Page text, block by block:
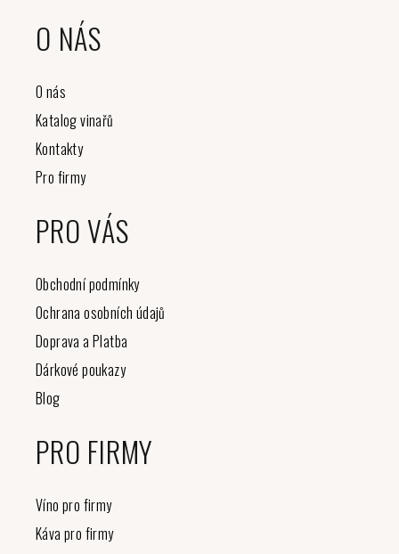
O NÁS
O nás
Katalog vinařů
Kontakty
Pro firmy
PRO VÁS
Obchodní podmínky
Ochrana osobních údajů
Doprava a Platba
Dárkové poukazy
Blog
PRO FIRMY
Víno pro firmy
Káva pro firmy